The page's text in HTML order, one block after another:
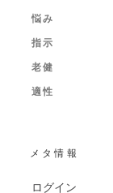
悩み
指示
老健
適性
メタ情報
ログイン